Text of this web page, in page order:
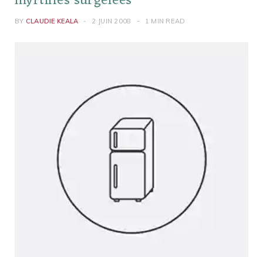
BY CLAUDIE KEALA 2 JUIN 2008 1 MIN READ